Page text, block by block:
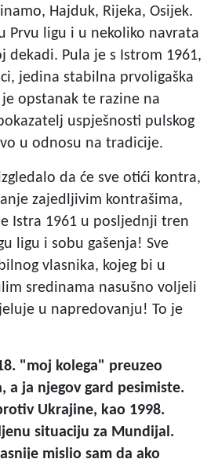
Hajduk, Rijeka, Osijek.
Prvu ligu i u nekoliko navrata
dekadi. Pula je s Istrom 1961,
jedina stabilna prvoligaška
opstanak te razine na
uspješnosti pulskog
u odnosu na tradicije.
da će sve otići kontra,
zajedljivim kontrašima,
Istra 1961 u posljednji tren
ligu i sobu gašenja! Sve
vlasnika, kojeg bi u
sredinama nasušno voljeli
u napredovanju! To je
"moj kolega" preuzeo
a ja njegov gard pesimiste.
Ukrajine, kao 1998.
situaciju za Mundijal.
mislio sam da ako